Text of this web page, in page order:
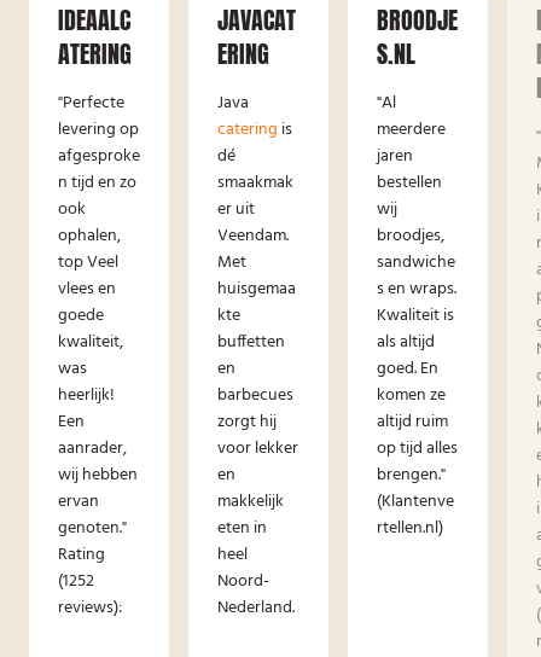
IDEAALC
ATERING
"Perfecte
levering op
afgesproke
n tijd en zo
ook
ophalen,
top Veel
vlees en
goede
kwaliteit,
was
heerlijk!
Een
aanrader,
wij hebben
ervan
genoten."
Rating
(1252
reviews):
JAVACAT
ERING
Java
catering is
dé
smaakmak
er uit
Veendam.
Met
huisgemaa
kte
buffetten
en
barbecues
zorgt hij
voor lekker
en
makkelijk
eten in
heel
Noord-
Nederland.
BROODJE
S.NL
"Al
meerdere
jaren
bestellen
wij
broodjes,
sandwiche
s en wraps.
Kwaliteit is
als altijd
goed. En
komen ze
altijd ruim
op tijd alles
brengen."
(Klantenve
rtellen.nl)